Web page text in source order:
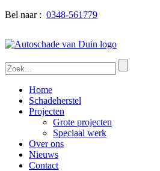
Bel naar : 0348-561779
Home
Schadeherstel
Projecten
Grote projecten
Speciaal werk
Over ons
Nieuws
Contact